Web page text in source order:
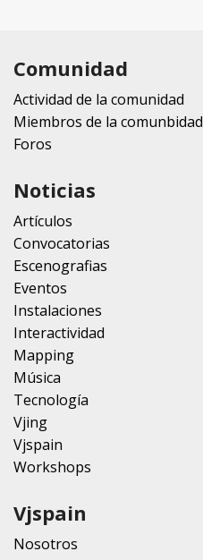
Comunidad
Actividad de la comunidad
Miembros de la comunbidad
Foros
Noticias
Artículos
Convocatorias
Escenografias
Eventos
Instalaciones
Interactividad
Mapping
Música
Tecnología
Vjing
Vjspain
Workshops
Vjspain
Nosotros